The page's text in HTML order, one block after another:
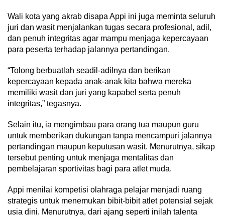
Wali kota yang akrab disapa Appi ini juga meminta seluruh
juri dan wasit menjalankan tugas secara profesional, adil,
dan penuh integritas agar mampu menjaga kepercayaan
para peserta terhadap jalannya pertandingan.
“Tolong berbuatlah seadil-adilnya dan berikan
kepercayaan kepada anak-anak kita bahwa mereka
memiliki wasit dan juri yang kapabel serta penuh
integritas,” tegasnya.
Selain itu, ia mengimbau para orang tua maupun guru
untuk memberikan dukungan tanpa mencampuri jalannya
pertandingan maupun keputusan wasit. Menurutnya, sikap
tersebut penting untuk menjaga mentalitas dan
pembelajaran sportivitas bagi para atlet muda.
Appi menilai kompetisi olahraga pelajar menjadi ruang
strategis untuk menemukan bibit-bibit atlet potensial sejak
usia dini. Menurutnya, dari ajang seperti inilah talenta